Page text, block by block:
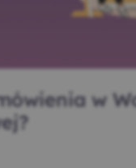
w